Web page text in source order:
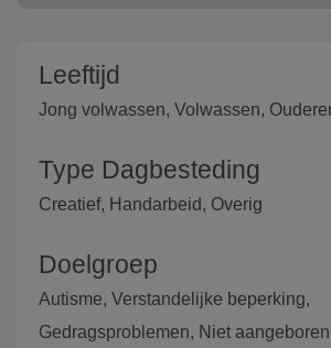
Leeftijd
Jong volwassen, Volwassen,
Type Dagbesteding
Creatief, Handarbeid, Overig
Doelgroep
Autisme, Verstandelijke beperking,
Gedragsproblemen, Niet